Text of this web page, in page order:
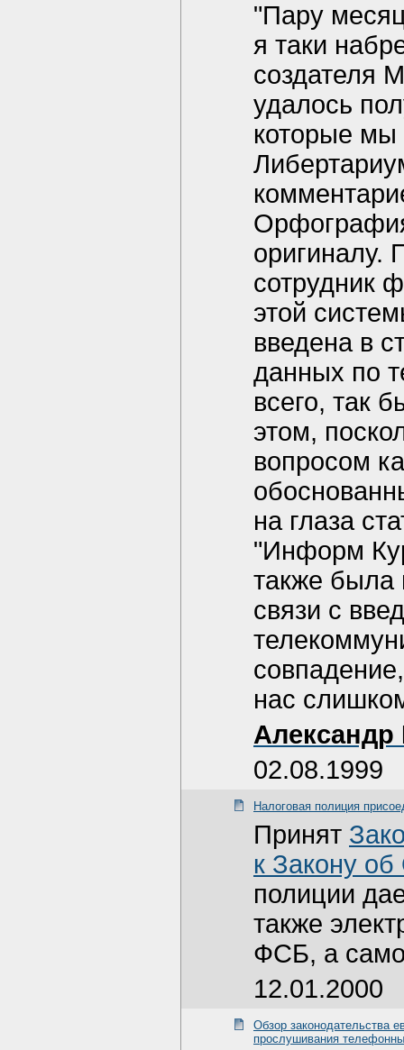
"Пару
я таки
создателя
удалось
которые мы
оригиналу.
сотрудник
этой
введена в
данных по
всего, так
этом,
вопросом
на глаза
"Информ
также была
связи с
нас
02.08.1999
Налоговая полиция
Принят
к Закону
полиции
также
ФСБ, а
12.01.2000
Обзор законодательства
прослушивания